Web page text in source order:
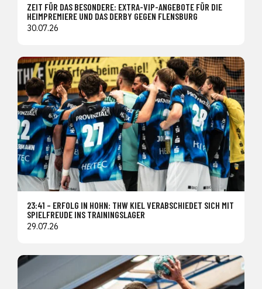
ZEIT FÜR DAS BESONDERE: EXTRA-VIP-ANGEBOTE FÜR DIE
HEIMPREMIERE UND DAS DERBY GEGEN FLENSBURG
30.07.26
23:41 – ERFOLG IN HOHN: THW KIEL VERABSCHIEDET SICH MIT
SPIELFREUDE INS TRAININGSLAGER
29.07.26